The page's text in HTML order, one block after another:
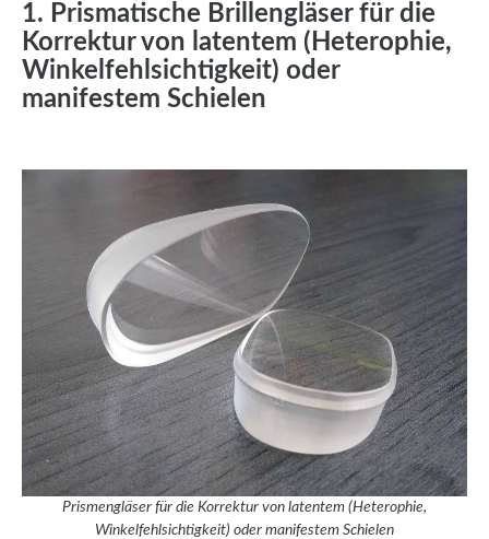
1. Prismatische Brillengläser für die
Korrektur von latentem (Heterophie,
Winkelfehlsichtigkeit) oder
manifestem Schielen
Prismengläser für die Korrektur von latentem (Heterophie,
Winkelfehlsichtigkeit) oder manifestem Schielen